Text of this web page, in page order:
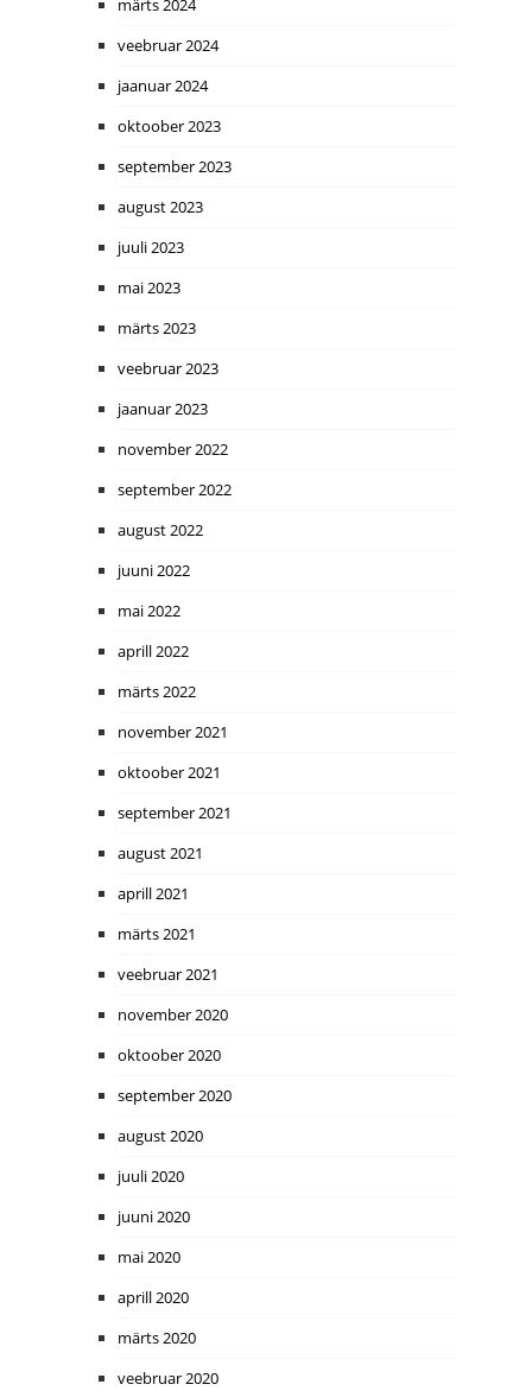
veebruar 2024
jaanuar 2024
oktoober 2023
september 2023
august 2023
juuli 2023
mai 2023
märts 2023
veebruar 2023
jaanuar 2023
november 2022
september 2022
august 2022
juuni 2022
mai 2022
aprill 2022
märts 2022
november 2021
oktoober 2021
september 2021
august 2021
aprill 2021
märts 2021
veebruar 2021
november 2020
oktoober 2020
september 2020
august 2020
juuli 2020
juuni 2020
mai 2020
aprill 2020
märts 2020
veebruar 2020